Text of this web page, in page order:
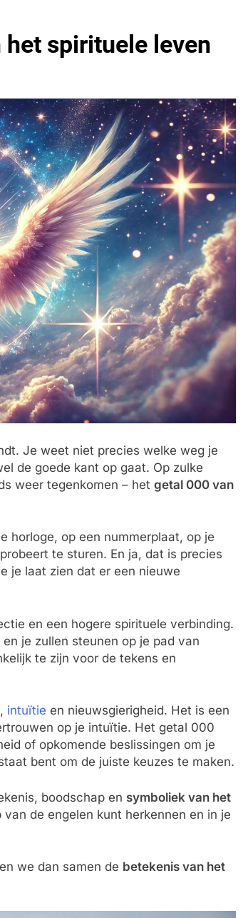
spirituele leven
Je weet niet precies welke weg je
de goede kant op gaat. Op zulke
weer tegenkomen – het getal 000 van
horloge, op een nummerplaat, op je
te sturen. En ja, dat is precies
je laat zien dat er een nieuwe
en een hogere spirituele verbinding.
je zullen steunen op je pad van
te zijn voor de tekens en
intuïtie en nieuwsgierigheid. Het is een
op je intuïtie. Het getal 000
of opkomende beslissingen om je
bent om de juiste keuzes te maken.
boodschap en symboliek van het
de engelen kunt herkennen en in je
we dan samen de betekenis van het